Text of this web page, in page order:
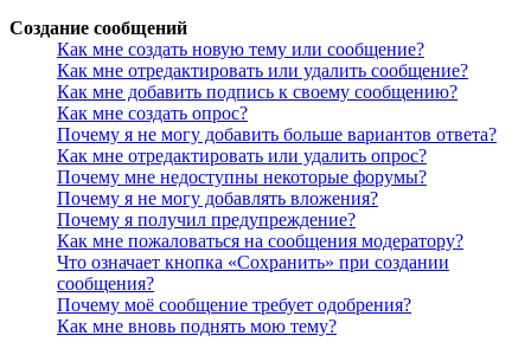
Создание сообщений
Как мне создать новую тему или сообщение?
Как мне отредактировать или удалить сообщение?
Как мне добавить подпись к своему сообщению?
Как мне создать опрос?
Почему я не могу добавить больше вариантов ответа?
Как мне отредактировать или удалить опрос?
Почему мне недоступны некоторые форумы?
Почему я не могу добавлять вложения?
Почему я получил предупреждение?
Как мне пожаловаться на сообщения модератору?
Что означает кнопка «Сохранить» при создании
сообщения?
Почему моё сообщение требует одобрения?
Как мне вновь поднять мою тему?